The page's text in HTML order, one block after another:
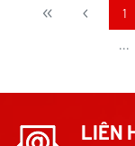
1
...
LIÊN